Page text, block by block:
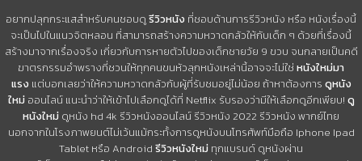
อยากปลุกกระแสสำหรับคนชอบดูรีวิวหนัง ที่ชอบด้านการรีวิวหนัง หรือ หนังเรื่องนี้
จะเป็นไปในแนวจิตหลอน ที่สามารถสร้างความหวาดกลัวให้กับเด็ก ๆ ด้วยที่เรื่องนี้
สร้างมาจากเรื่องจริง เกี่ยวกับการหายตัวไปของเด็กชายวัย 9 ขวบ จนกลายเป็นคดี
ฆาตรกรรมอำพรางที่ชวนให้ทุกคนขนหัวลุกหนังเหล่านี้อาจจะไม่ใช่ หนังใหม่มา
แรง แต่บอกเลยว่าให้ความหวาดกลัวกับผู้ที่รับชมอยู่ไม่น้อย ถ้าหาต้องการ ดูหนัง
ใหม่ ออนไลน์ แนะนำว่าให้เข้าไปเลือกดูได้ที่ Netflix รับรองว่ามีให้เลือกดูอีกเพียบ! ดู
หนังใหม่ ดูหนัง hd 4k รีวิวหนังออนไลน์ รีวิวหนัง 2022 รีวิวหนัง พากย์ไทย
นอกจากในโรงภาพยนต์ไม่เว้นแม้กระทั้งการดูหนังบนโทรศัพท์มือถือ Iphone Ipad
Tablet หรือ Android รีวิวหนังใหม่ ทุกแบรนด์ ดูหนังผ่าน